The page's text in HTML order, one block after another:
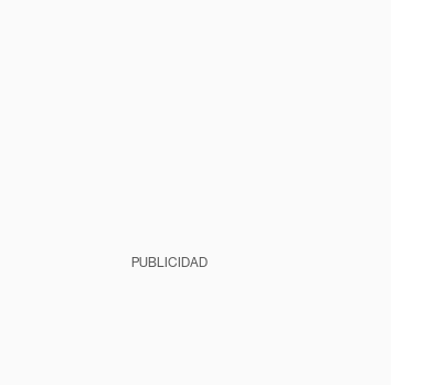
PUBLICIDAD